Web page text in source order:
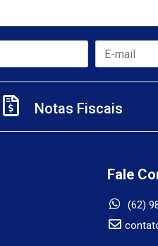
Notas Fiscais
Fale
(62)